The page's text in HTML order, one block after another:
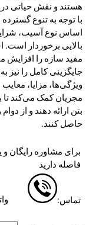
هستند و نقش حیاتی
با توجه به تنوع
اساس نوع آسیب،
بالایی برخوردار است.
مفید سازه را افزایش
جایگزینی کامل را
ویژگی‌ها، مزایا،
مجریان کمک می‌کند تا
بتن ارائه دهند و از
حاصل کنند.
برای مشاوره رایگان
فاصله دارید
تماس: